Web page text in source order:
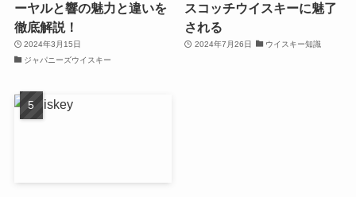
ーヤルと響の魅力と違いを
徹底解説！
2024年3月15日
ジャパニーズウイスキー
スコッチウイスキーに魅了
される
2024年7月26日 ウイスキー知識